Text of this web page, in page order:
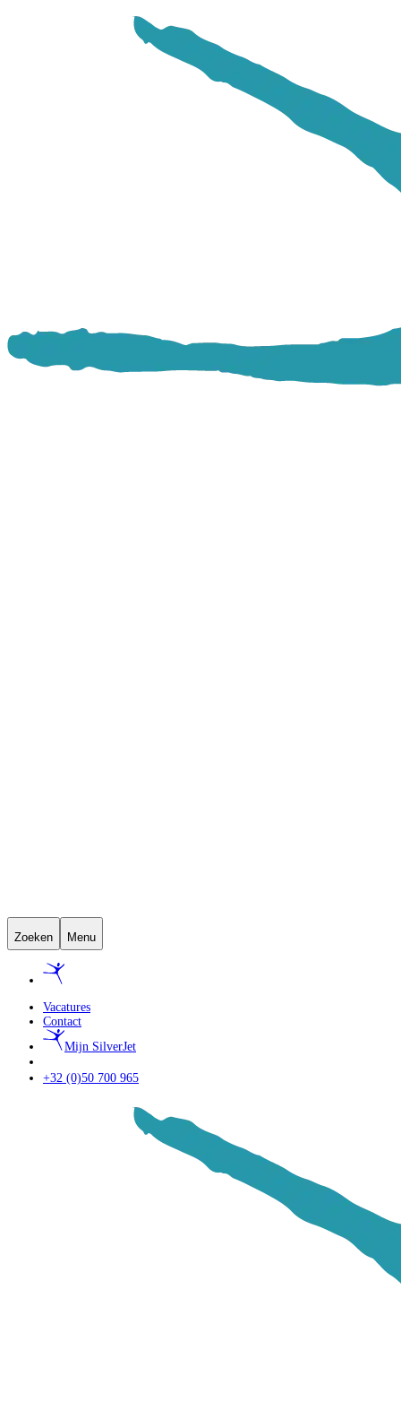
Zoeken Menu
Vacatures
Contact
Mijn SilverJet
+32 (0)50 700 965